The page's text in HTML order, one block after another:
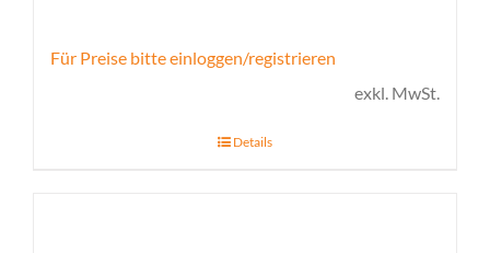
Für Preise bitte einloggen/registrieren
exkl. MwSt.
Details